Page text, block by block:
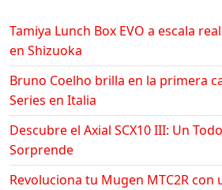
Tamiya Lunch Box EVO a escala
en Shizuoka
Bruno Coelho brilla en la primera
Series en Italia
Descubre el Axial SCX10 III: Un
Sorprende
Revoluciona tu Mugen MTC2R con